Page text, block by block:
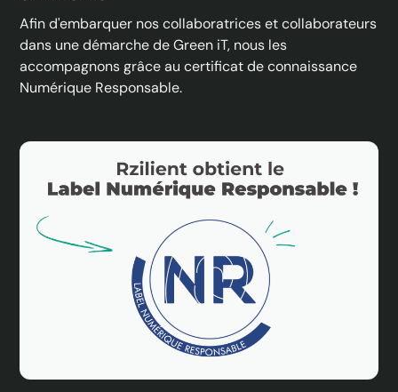
Afin d'embarquer nos collaboratrices et collaborateurs
dans une démarche de Green iT, nous les
accompagnons grâce au certificat de connaissance
Numérique Responsable.